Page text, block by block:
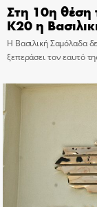
Στη 10η θέση
Κ20 η
Η Βασιλική Σαμόλαδα
ξεπεράσει τον εαυτό